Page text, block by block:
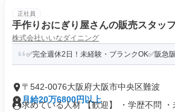
正社員
手作りおにぎり屋さんの販売スタッフ
株式会社いいなダイニング
✅完全週休2日！未経験・ブランクOK✅阪急
〒542-0076大阪府大阪市中央区難波
月給20万6800円以上
求めている人材 【歓迎】 ・学歴不問